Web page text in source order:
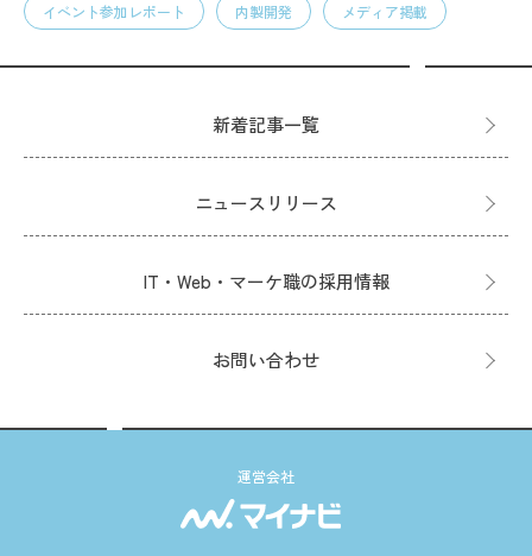
イベント参加レポート 内製開発 メディア掲載
新着記事一覧
ニュースリリース
IT・Web・マーケ職の採用情報
お問い合わせ
運営会社